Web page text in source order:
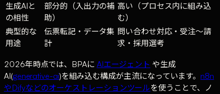
生成AIと
の相性
部分的（入出力の補
助）
高い（プロセス内に組み込
む）
典型的な
用途
伝票転記・データ集
計
問い合わせ対応・受注〜請
求・採用選考
2026年時点では、BPAに AIエージェント や生成
AI(generative-ai)を組み込む構成が主流になっています。n8n
やDifyなどのオーケストレーションツールを使うことで、ノ